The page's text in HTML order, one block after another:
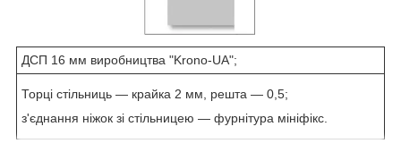
ДСП 16 мм виробництва "Krono-UA";
Торці стільниць — крайка 2 мм, решта — 0,5;
з'єднання ніжок зі стільницею — фурнітура мініфікс.